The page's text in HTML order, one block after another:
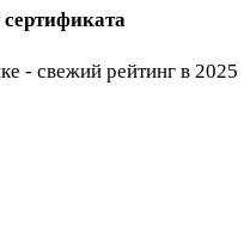
сертификата